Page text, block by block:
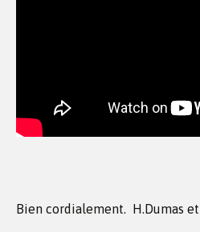
Bien cordialement. H.Dumas